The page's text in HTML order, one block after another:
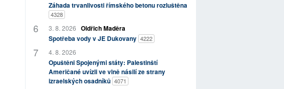
Záhada trvanlivosti římského betonu rozluštěna
4328
3. 8. 2026 Oldřich Maděra
Spotřeba vody v JE Dukovany 4222
4. 8. 2026
Opuštěni Spojenými státy: Palestinští
Američané uvízli ve vlně násilí ze strany
izraelských osadníků 4071